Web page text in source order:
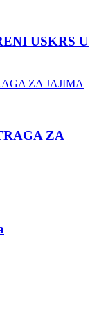
USKRS U
ZA